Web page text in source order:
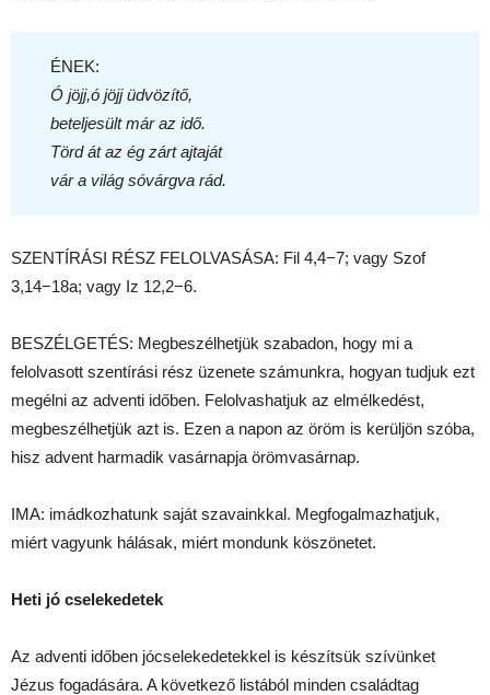
ÉNEK:
Ó jöjj,ó jöjj üdvözítő,
beteljesült már az idő.
Törd át az ég zárt ajtaját
vár a világ sóvárgva rád.
SZENTÍRÁSI RÉSZ FELOLVASÁSA: Fil 4,4−7; vagy Szof
3,14−18a; vagy Iz 12,2−6.
BESZÉLGETÉS: Megbeszélhetjük szabadon, hogy mi a
felolvasott szentírási rész üzenete számunkra, hogyan tudjuk ezt
megélni az adventi időben. Felolvashatjuk az elmélkedést,
megbeszélhetjük azt is. Ezen a napon az öröm is kerüljön szóba,
hisz advent harmadik vasárnapja örömvasárnap.
IMA: imádkozhatunk saját szavainkkal. Megfogalmazhatjuk,
miért vagyunk hálásak, miért mondunk köszönetet.
Heti jó cselekedetek
Az adventi időben jócselekedetekkel is készítsük szívünket
Jézus fogadására. A következő listából minden családtag